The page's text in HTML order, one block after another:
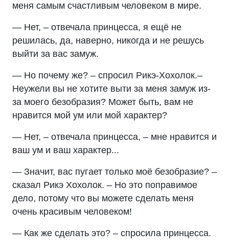
меня самым счастливым человеком в мире.
— Нет, – отвечала принцесса, я ещё не
решилась, да, наверно, никогда и не решусь
выйти за вас замуж.
— Но почему же? – спросил Рикэ-Хохолок.–
Неужели вы не хотите выти за меня замуж из-
за моего безобразия? Может быть, вам не
нравится мой ум или мой характер?
— Нет, – отвечала принцесса, – мне нравится и
ваш ум и ваш характер...
— Значит, вас пугает только моё безобразие? –
сказал Рикэ Хохолок. – Но это поправимое
дело, потому что вы можете сделать меня
очень красивым человеком!
— Как же сделать это? – спросила принцесса.